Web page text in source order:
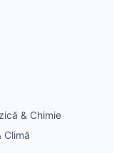
& Chimie
Climă